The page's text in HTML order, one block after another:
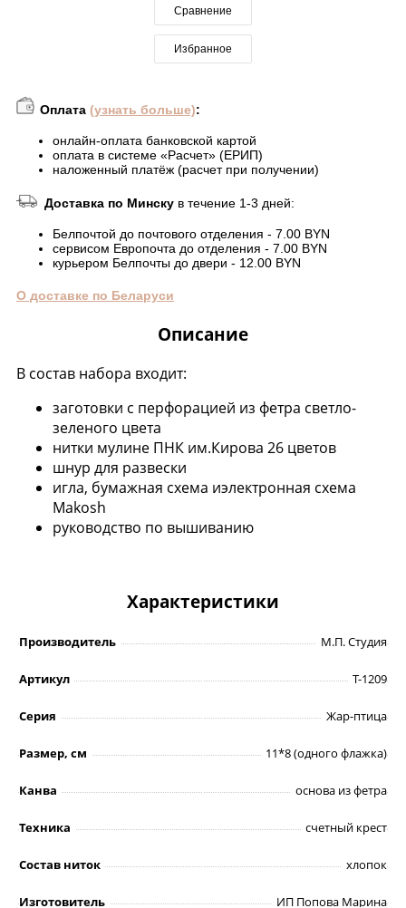
Сравнение
Избранное
Оплата (узнать больше):
онлайн-оплата банковской картой
оплата в системе «Расчет» (ЕРИП)
наложенный платёж (расчет при получении)
Доставка по Минску в течение 1-3 дней:
Белпочтой до почтового отделения - 7.00 BYN
сервисом Европочта до отделения - 7.00 BYN
курьером Белпочты до двери - 12.00 BYN
О доставке по Беларуси
Описание
В состав набора входит:
заготовки с перфорацией из фетра светло-
зеленого цвета
нитки мулине ПНК им.Кирова 26 цветов
шнур для развески
игла, бумажная схема иэлектронная схема
Makosh
руководство по вышиванию
Характеристики
Производитель М.П. Студия
Артикул Т-1209
Серия Жар-птица
Размер, см 11*8 (одного флажка)
Канва основа из фетра
Техника счетный крест
Состав ниток хлопок
Изготовитель ИП Попова Марина